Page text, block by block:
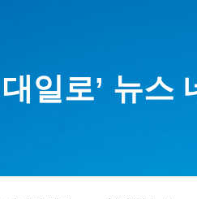
대일로’ 뉴스